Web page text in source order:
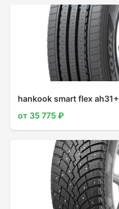
hankook smart flex ah31+
от 35 775 ₽